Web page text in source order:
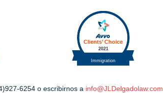
6254 o escribirnos a info@JLDelgadolaw.com